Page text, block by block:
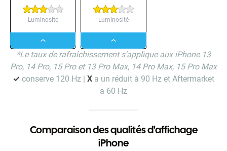
Luminosité
Dropdown
button
Luminosité
Dropdown
button
*Le taux de rafraîchissement s'applique aux iPhone 13
Pro, 14 Pro, 15 Pro et 13 Pro Max, 14 Pro Max, 15 Pro Max
✓ conserve 120 Hz | X a un réduit à 90 Hz et Aftermarket
a 60 Hz
Comparaison des qualités d'affichage
iPhone